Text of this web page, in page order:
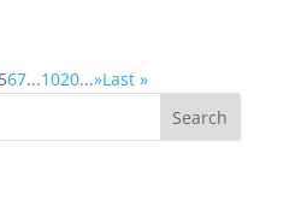
67...1020...»Last »